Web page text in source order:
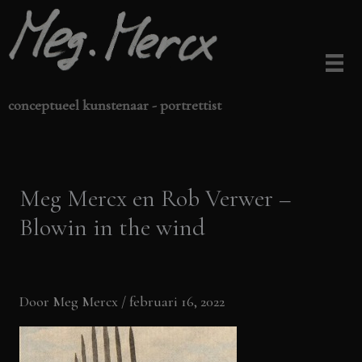
naar
de
conceptueel kunstenaar - portrettist
Meg Mercx en Rob Verwer –
Blowin in the wind
Door Meg Mercx / februari 16, 2022